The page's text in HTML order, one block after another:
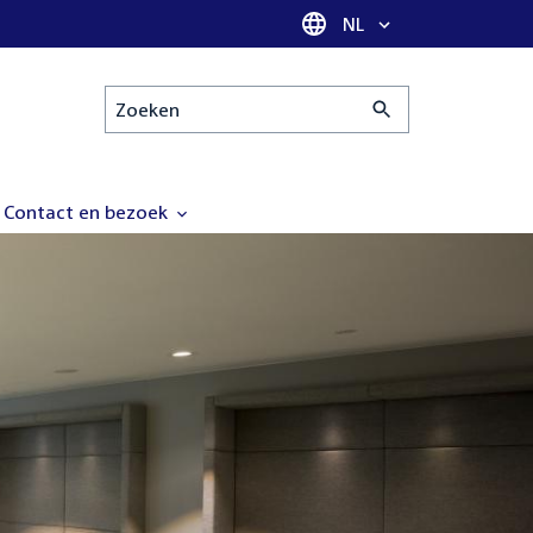
Taal selectie
NL
Zoeken
Contact en bezoek